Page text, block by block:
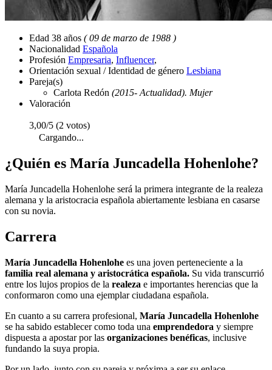
Edad 38 años ( 09 de marzo de 1988 )
Nacionalidad Española
Profesión Empresaria, Influencer,
Orientación sexual / Identidad de género Lesbiana
Pareja(s)
Carlota Redón (2015- Actualidad). Mujer
Valoración
3,00/5 (2 votos)
Cargando...
¿Quién es María Juncadella Hohenlohe?
María Juncadella Hohenlohe será la primera integrante de la realeza
alemana y la aristocracia española abiertamente lesbiana en casarse
con su novia.
Carrera
María Juncadella Hohenlohe es una joven perteneciente a la
familia real alemana y aristocrática española. Su vida transcurrió
entre los lujos propios de la realeza e importantes herencias que la
conformaron como una ejemplar ciudadana española.
En cuanto a su carrera profesional, María Juncadella Hohenlohe
se ha sabido establecer como toda una emprendedora y siempre
dispuesta a apostar por las organizaciones benéficas, inclusive
fundando la suya propia.